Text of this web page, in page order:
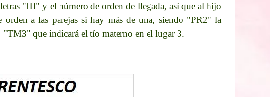
"HI" y el número de orden de llegada, así que al hijo
a las parejas si hay más de una, siendo "PR2" la
"TM3" que indicará el tío materno en el lugar 3.